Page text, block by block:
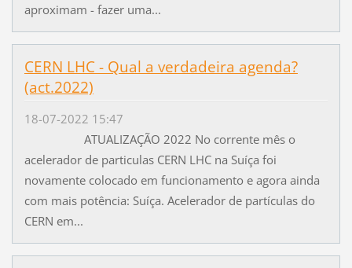
aproximam - fazer uma...
CERN LHC - Qual a verdadeira agenda?
(act.2022)
18-07-2022 15:47
ATUALIZAÇÃO 2022 No corrente mês o
acelerador de particulas CERN LHC na Suíça foi
novamente colocado em funcionamento e agora ainda
com mais potência: Suíça. Acelerador de partículas do
CERN em...